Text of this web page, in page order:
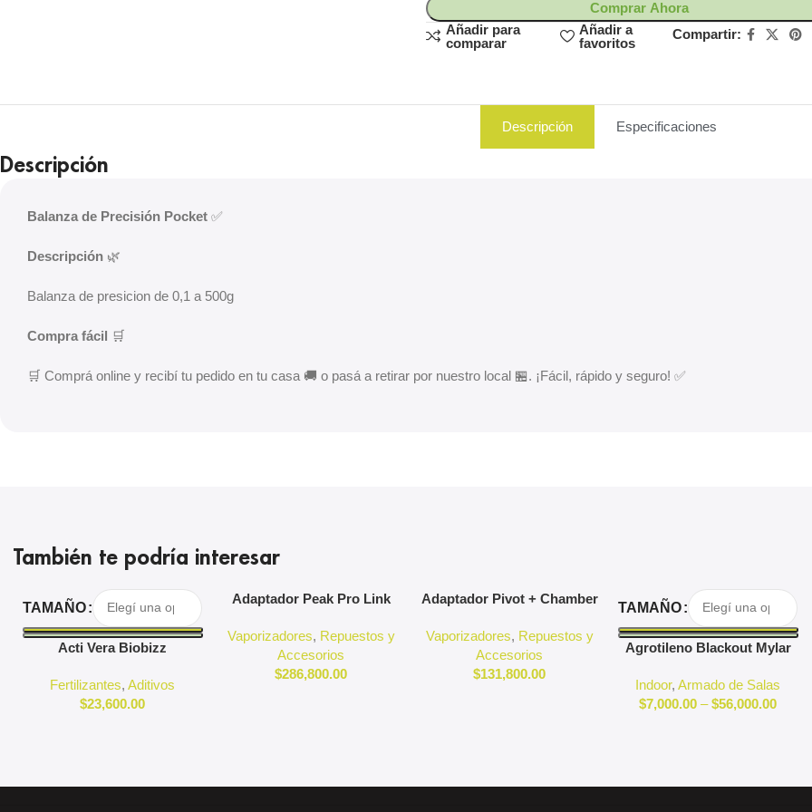
Comprar Ahora
Añadir para
comparar
Añadir a
favoritos
Compartir:
Descripción Especificaciones
Descripción
Balanza de Precisión Pocket ✅
Descripción 🌿
Balanza de presicion de 0,1 a 500g
Compra fácil 🛒
🛒 Comprá online y recibí tu pedido en tu casa 🚚 o pasá a retirar por nuestro local 🏪. ¡Fácil, rápido y seguro! ✅
También te podría interesar
Seleccionar Opciones
TAMAÑO
Acti Vera Biobizz
Fertilizantes,Aditivos
$23,600.00
Agregar Al Carrito
Adaptador Peak Pro Link
Vaporizadores, Repuestos y
Accesorios
$286,800.00
Agregar Al Carrito
Adaptador Pivot + Chamber
Vaporizadores, Repuestos y
Accesorios
$131,800.00
Seleccionar Opciones
TAMAÑO
Agrotileno Blackout Mylar
Indoor,Armado de Salas
$7,000.00 – $56,000.00